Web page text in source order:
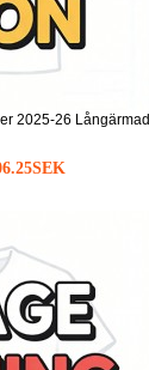
2025-26 Långärmad